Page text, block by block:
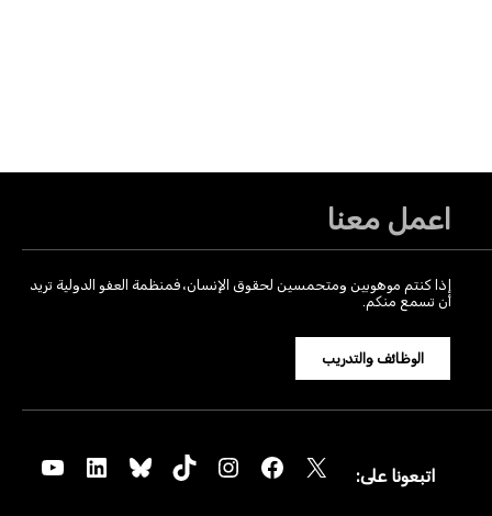
اعمل معنا
إذا كنتم موهوبين ومتحمسين لحقوق الإنسان، فمنظمة العفو الدولية تريد
أن تسمع منكم.
الوظائف والتدريب
اتبعونا على: X
Facebook
Instagram
TikTok
Bluesky
LinkedIn
YouTube